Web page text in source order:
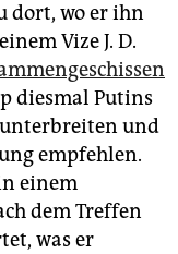
dort, wo er ihn
Vize J. D.
diesmal Putins
und
empfehlen.
einem
dem Treffen
was er